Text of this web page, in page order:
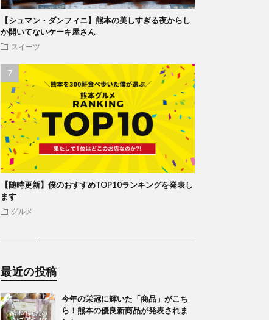
【シュマン・ダンフィニ】熊本の美しすぎる夜からし
か開いてないケーキ屋さん
スイーツ
【随時更新】僕のおすすめTOP10ランキングを発表し
ます
グルメ
最近の投稿
今年の栄冠に輝いた「商品」がこち
ら！熊本の優良新商品が発表されま